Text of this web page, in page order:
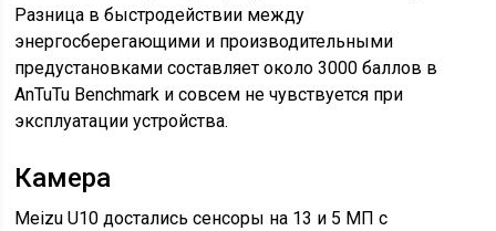
Разница в быстродействии между
энергосберегающими и производительными
предустановками составляет около 3000 баллов в
AnTuTu Benchmark и совсем не чувствуется при
эксплуатации устройства.
Камера
Meizu U10 достались сенсоры на 13 и 5 МП с